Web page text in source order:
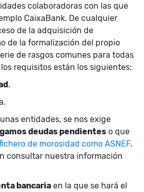
colaboradoras con las que
CaixaBank. De cualquier
de la adquisición de
de la formalización del propio
de rasgos comunes para todas
requisitos están los siguientes:
.
entidades, se nos exige
deudas pendientes o que
de morosidad como ASNEF.
consultar nuestra información
bancaria en la que se hará el